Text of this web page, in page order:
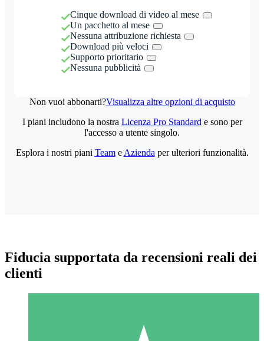
Cinque download di video al mese
Un pacchetto al mese
Nessuna attribuzione richiesta
Download più veloci
Supporto prioritario
Nessuna pubblicità
Non vuoi abbonarti?Visualizza altre opzioni di acquisto
I piani includono la nostra Licenza Pro Standard e sono per
l'accesso a utente singolo.
Esplora i nostri piani Teame Azienda per ulteriori funzionalità.
Fiducia supportata da recensioni reali dei
clienti